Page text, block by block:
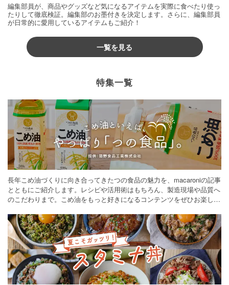
編集部員が、商品やグッズなど気になるアイテムを実際に食べたり使っ
たりして徹底検証。編集部のお墨付きを決定します。さらに、編集部員
が日常的に愛用しているアイテムもご紹介！
一覧を見る
特集一覧
長年こめ油づくりに向き合ってきたつの食品の魅力を、macaroniの記事
とともにご紹介します。レシピや活用術はもちろん、製造現場や品質へ
のこだわりまで。こめ油をもっと好きになるコンテンツをぜひお楽しみ